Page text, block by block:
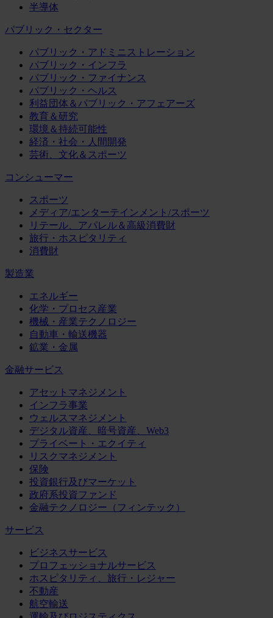
半導体
パブリック・セクター
パブリック・アドミニストレーション
パブリック・インフラ
パブリック・ファイナンス
パブリック・ヘルス
利益団体＆パブリック・アフェアーズ
教育＆研究
環境＆持続可能性
経済・社会・人間開発
芸術、文化＆スポーツ
コンシューマー
スポーツ
メディア/エンターテインメント/スポーツ
リテール、アパレル＆高級消費財
旅行・ホスピタリティ
消費財
製造業
エネルギー
化学・プロセス産業
機械・産業テクノロジー
自動車・輸送機器
鉱業・金属
金融サービス
アセットマネジメント
インフラ事業
ウェルスマネジメント
デジタル資産、暗号資産、Web3
プライベート・エクイティ
リスクマネジメント
保険
投資銀行及びマーケット
政府系投資ファンド
金融テクノロジー（フィンテック）
サービス
ビジネスサービス
プロフェッショナルサービス
ホスピタリティ、旅行・レジャー
不動産
航空輸送